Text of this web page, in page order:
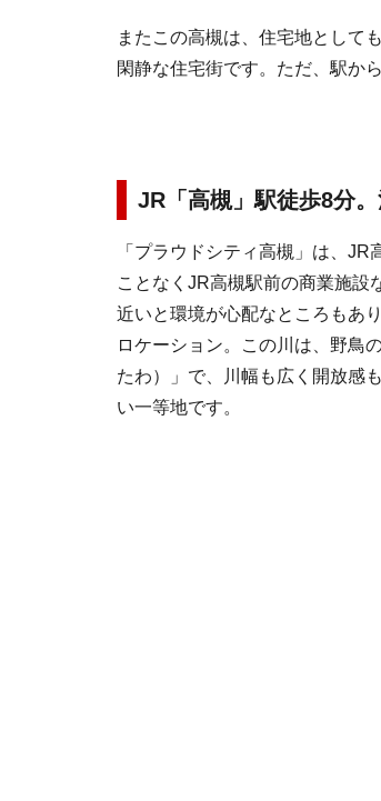
またこの高槻は、住宅地として
閑静な住宅街です。ただ、駅か
JR「高槻」駅徒歩8分
「プラウドシティ高槻」は、
ことなくJR高槻駅前の商業施設
近いと環境が心配なところもあ
ロケーション。この川は、野鳥
たわ）」で、川幅も広く開放感
い一等地です。